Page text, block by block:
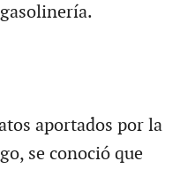
aportados por la
se conoció que